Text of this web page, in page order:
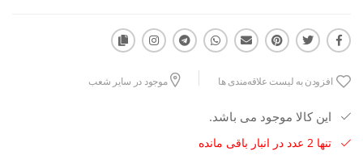
افزودن به لیست علاقه‌مندی ها موجود در سایر شعب
این کالا موجود می باشد.
تنها 2 عدد در انبار باقی مانده